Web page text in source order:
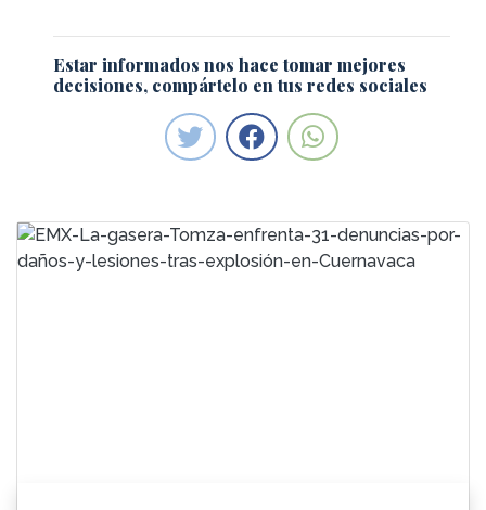
Estar informados nos hace tomar mejores
decisiones, compártelo en tus redes sociales